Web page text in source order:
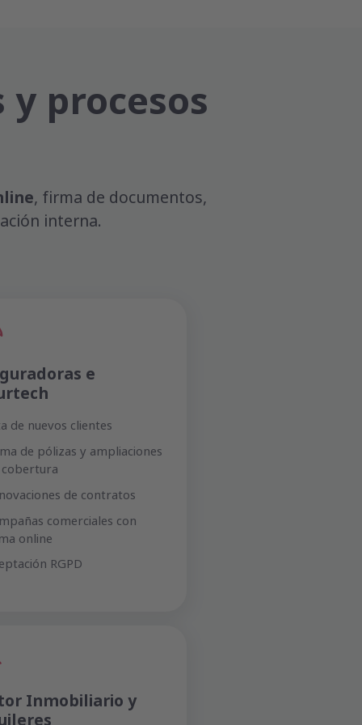
procesos
, firma de documentos,
interna.
e
de nuevos clientes
de pólizas y ampliaciones
cobertura
de contratos
comerciales con
online
RGPD
Inmobiliario y